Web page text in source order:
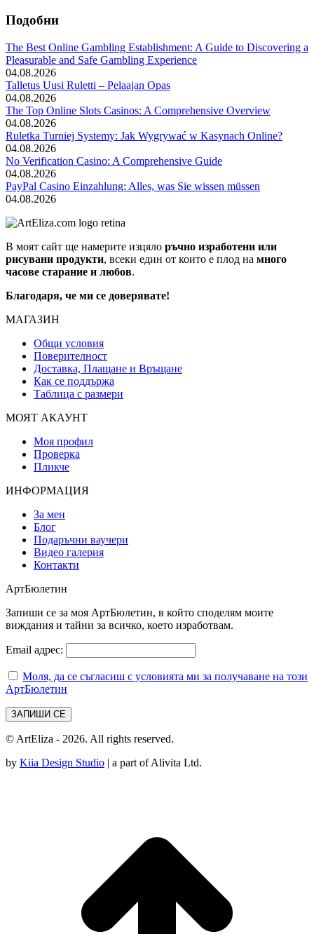
Подобни
The Best Online Gambling Establishment: A Guide to Discovering a
Pleasurable and Safe Gambling Experience
04.08.2026
Talletus Uusi Ruletti – Pelaajan Opas
04.08.2026
The Top Online Slots Casinos: A Comprehensive Overview
04.08.2026
Ruletka Turniej Systemy: Jak Wygrywać w Kasynach Online?
04.08.2026
No Verification Casino: A Comprehensive Guide
04.08.2026
PayPal Casino Einzahlung: Alles, was Sie wissen müssen
04.08.2026
В моят сайт ще намерите изцяло ръчно изработени или
рисувани продукти, всеки един от които е плод на много
часове старание и любов.
Благодаря, че ми се доверявате!
МАГАЗИН
Общи условия
Поверителност
Доставка, Плащане и Връщане
Как се поддържа
Таблица с размери
МОЯТ АКАУНТ
Моя профил
Проверка
Пликче
ИНФОРМАЦИЯ
За мен
Блог
Подаръчни ваучери
Видео галерия
Контакти
АртБюлетин
Запиши се за моя АртБюлетин, в който споделям моите
виждания и тайни за всичко, което изработвам.
Email адрес:
Моля, да се съгласиш с условията ми за получаване на този
АртБюлетин
© ArtEliza - 2026. All rights reserved.
by Kiia Design Studio | a part of Alivita Ltd.